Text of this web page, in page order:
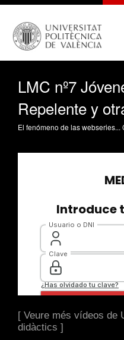
LMC nº7
Repelente y
[ Veure més vídeos de
didàctics ]